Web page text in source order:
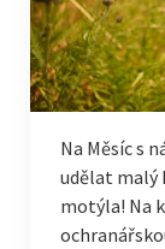
Na Měsíc s
udělat malý
motýla! Na